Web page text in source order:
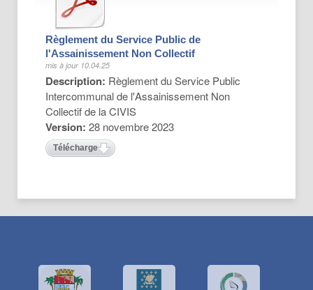
Règlement du Service Public de
l'Assainissement Non Collectif
mis à jour 10.04.25
Description: Règlement du Service Public
Intercommunal de l'Assainissement Non
Collectif de la CIVIS
Version: 28 novembre 2023
Télécharger